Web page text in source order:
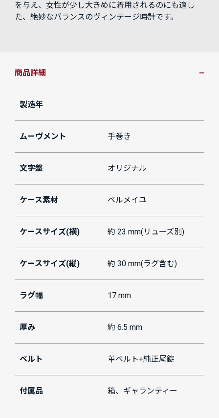
を与え、女性が少し大きめに着用されるのにも適し
た、絶妙なバランスのヴィンテージ時計です。
商品詳細
製造年
ムーヴメント 手巻き
文字盤 オリジナル
ケース素材 ベルメイユ
ケースサイズ(横) 約 23 mm(リューズ別)
ケースサイズ(縦) 約 30 mm(ラグ含む)
ラグ幅 17 mm
厚み 約 6.5 mm
ベルト 革ベルト+純正尾錠
付属品 箱、ギャランティー